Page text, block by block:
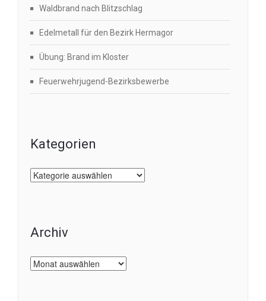
Waldbrand nach Blitzschlag
Edelmetall für den Bezirk Hermagor
Übung: Brand im Kloster
Feuerwehrjugend-Bezirksbewerbe
Kategorien
Kategorien
Archiv
Archiv